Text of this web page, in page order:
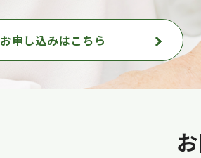
お申し込みはこちら